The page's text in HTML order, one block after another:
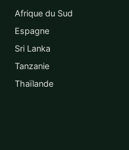
Afrique du Sud
Espagne
Sri Lanka
Tanzanie
Thaïlande